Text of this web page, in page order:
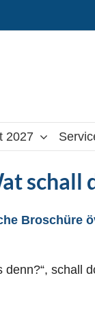
2027
schall
Broschüre
schall